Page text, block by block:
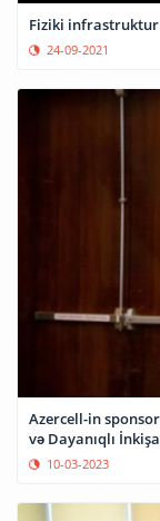
24-09-2021
Azercell-in
və Dayanıqlı
10-03-2023